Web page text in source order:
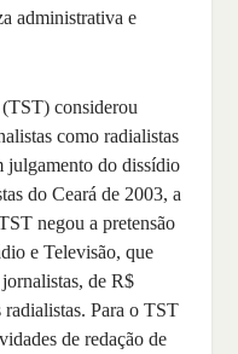
administrativa e
considerou
como radialistas
julgamento do dissídio
do Ceará de 2003, a
negou a pretensão
e Televisão, que
de R$
Para o TST
de redação de